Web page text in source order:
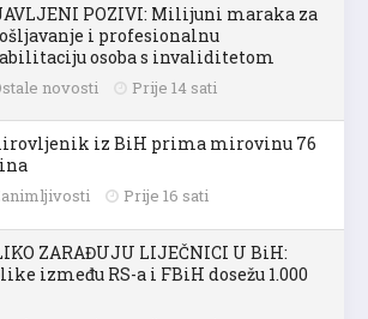
POZIVI: Milijuni maraka za
i profesionalnu
osoba s invaliditetom
novosti Prije 14 sati
iz BiH prima mirovinu 76
Prije 16 sati
ZARAĐUJU LIJEČNICI U BiH:
između RS-a i FBiH dosežu 1.000